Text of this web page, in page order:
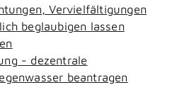
Vervielfältigungen
beglaubigen lassen
- dezentrale
beantragen